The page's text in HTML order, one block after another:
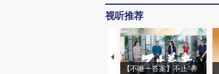
视听推荐
【不唯一答案】不止“养